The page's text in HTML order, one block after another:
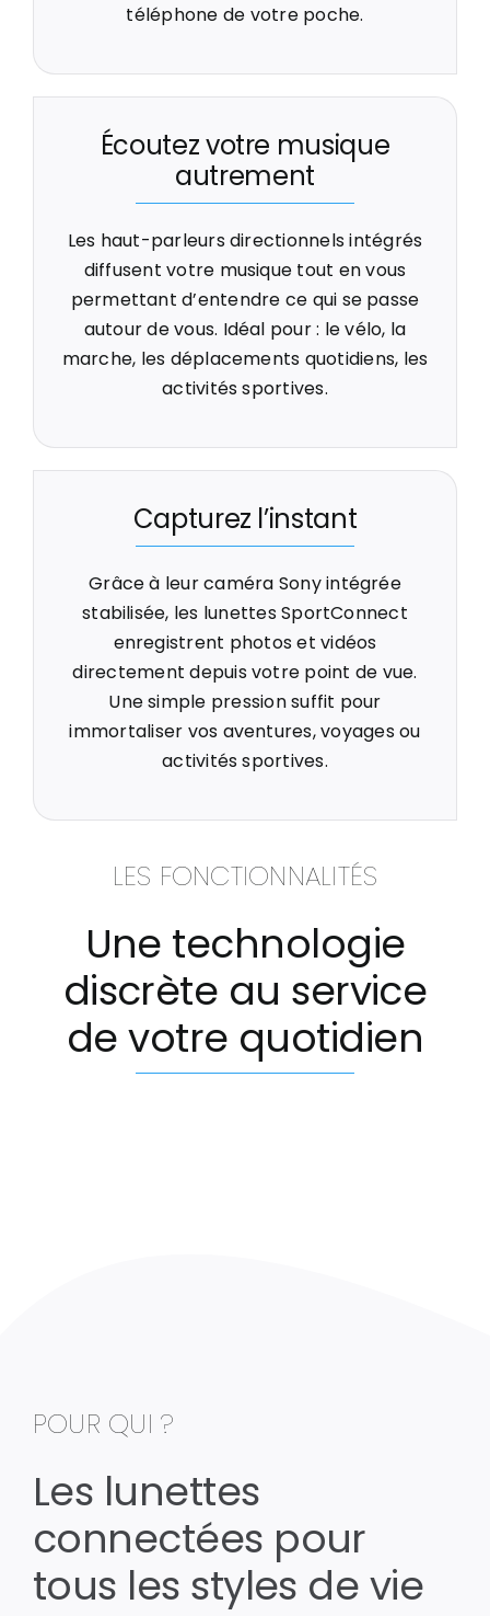
LES FONCTIONNALITÉS
Une technologie
discrète au service
de votre quotidien
Capturez l’instant
Grâce à leur caméra Sony intégrée
stabilisée, les lunettes SportConnect
enregistrent photos et vidéos
directement depuis votre point de vue.
Une simple pression suffit pour
immortaliser vos aventures, voyages ou
activités sportives.
Écoutez votre musique
autrement
Les haut-parleurs directionnels intégrés
diffusent votre musique tout en vous
permettant d’entendre ce qui se passe
autour de vous. Idéal pour : le vélo, la
marche, les déplacements quotidiens, les
activités sportives.
téléphone de votre poche.
POUR QUI ?
Les lunettes
connectées pour
tous les styles de vie